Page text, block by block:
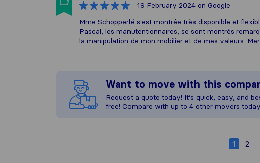
19 February 2024 on Google
Mme Schopperlé s'est montrée très disponible et
Pascal, les manutentionnaires, se sont montrés
la manipulation de mon mobilier et de mes valeurs.
Want to move with this
Request a quote today! It’s quick, easy, and
free! Compare with up to 4 other movers
1 2